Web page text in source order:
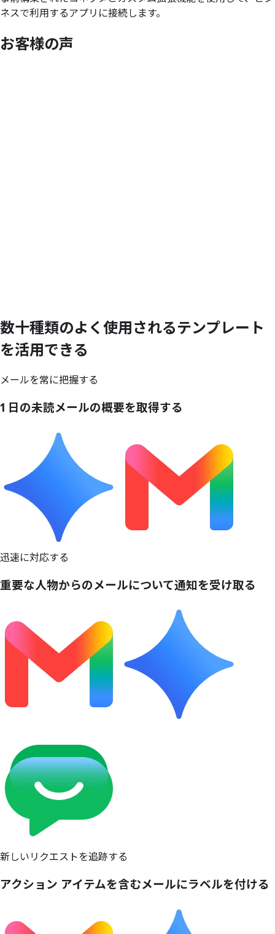
ネスで利用するアプリに接続します。
お客様の声
数十種類のよく 使用されるテンプレート
を活用できる
メールを常に把握する
1 日の未読メールの概要を取得する
迅速に対応する
重要な人物からのメールについて通知を受け取る
新しいリクエストを追跡する
アクション アイテムを含むメールにラベルを付ける